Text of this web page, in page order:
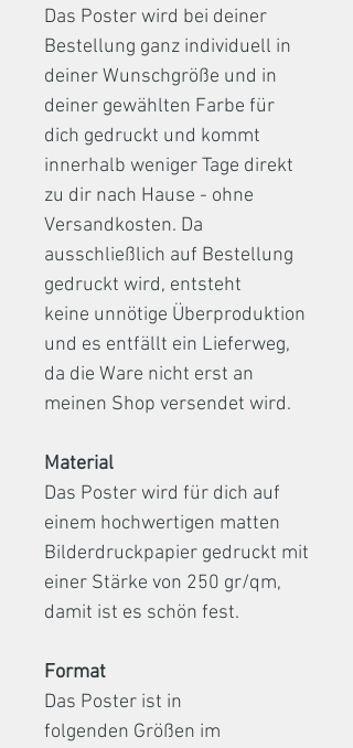
Das Poster wird bei deiner
Bestellung ganz individuell in
deiner Wunschgröße und in
deiner gewählten Farbe für
dich gedruckt und kommt
innerhalb weniger Tage direkt
zu dir nach Hause - ohne
Versandkosten. Da
ausschließlich auf Bestellung
gedruckt wird, entsteht
keine unnötige Überproduktion
und es entfällt ein Lieferweg,
da die Ware nicht erst an
meinen Shop versendet wird.
Material
Das Poster wird für dich auf
einem hochwertigen matten
Bilderdruckpapier gedruckt mit
einer Stärke von 250 gr/qm,
damit ist es schön fest.
Format
Das Poster ist in
folgenden Größen im